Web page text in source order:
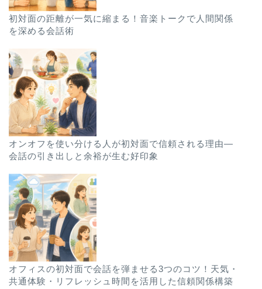
初対面の距離が一気に縮まる！音楽トークで人間関係
を深める会話術
オンオフを使い分ける人が初対面で信頼される理由—
会話の引き出しと余裕が生む好印象
オフィスの初対面で会話を弾ませる3つのコツ！天気・
共通体験・リフレッシュ時間を活用した信頼関係構築